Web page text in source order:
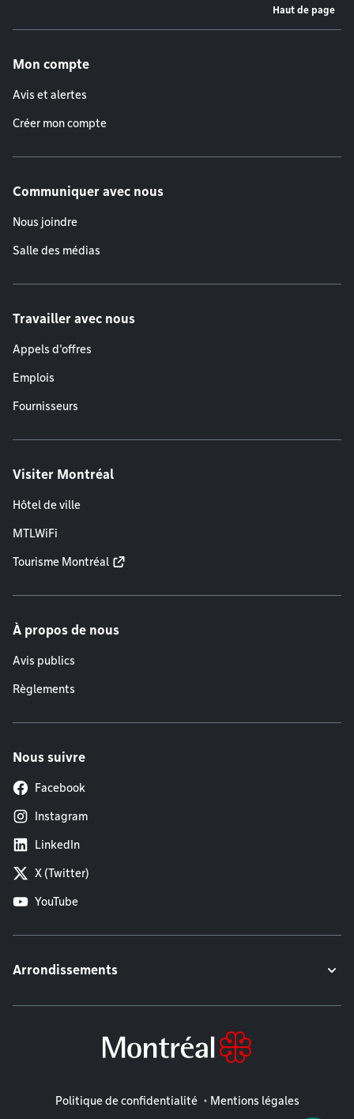
Haut de page
Mon compte
Avis et alertes
Créer mon compte
Communiquer avec nous
Nous joindre
Salle des médias
Travailler avec nous
Appels d'offres
Emplois
Fournisseurs
Visiter Montréal
Hôtel de ville
MTLWiFi
Tourisme Montréal
À propos de nous
Avis publics
Règlements
Nous suivre
Facebook
Instagram
LinkedIn
X (Twitter)
YouTube
Arrondissements
Mentions légales
Politique de confidentialité Mentions légales